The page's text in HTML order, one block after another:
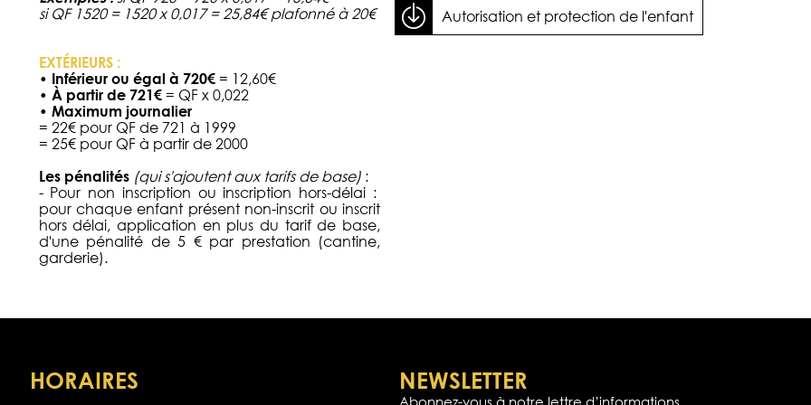
si QF 1520 = 1520 x 0,017 = 25,84€ plafonné à 20€
EXTÉRIEURS :
• Inférieur ou égal à 720€= 12,60€
• À partir de 721€= QF x 0,022
• Maximum journalier
= 22€ pour QF de 721 à 1999
= 25€ pour QF à partir de 2000
Les pénalités (qui s'ajoutent aux tarifs de base):
- Pour non inscription ou inscription hors-délai :
pour chaque enfant présent non-inscrit ou inscrit
hors délai, application en plus du tarif de base,
d'une pénalité de 5 € par prestation (cantine,
garderie).
Autorisation et protection de l'enfant
HORAIRES NEWSLETTER
Abonnez-vous à notre lettre d’informations